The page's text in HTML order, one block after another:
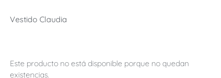
Vestido Claudia
Este producto no está disponible porque no quedan
existencias.